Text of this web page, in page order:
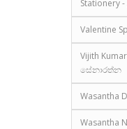
Stationery -
Valentine
Vijith
සේනාරත්න
Wasantha
Wasantha